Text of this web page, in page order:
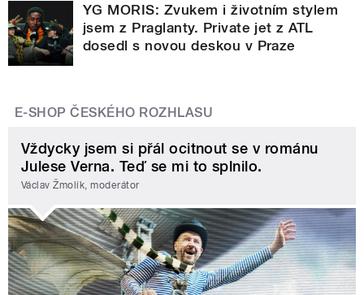
YG MORIS: Zvukem i životním stylem
jsem z Praglanty. Private jet z ATL
dosedl s novou deskou v Praze
E-SHOP ČESKÉHO ROZHLASU
Vždycky jsem si přál ocitnout se v románu
Julese Verna. Teď se mi to splnilo.
Václav Žmolík, moderátor